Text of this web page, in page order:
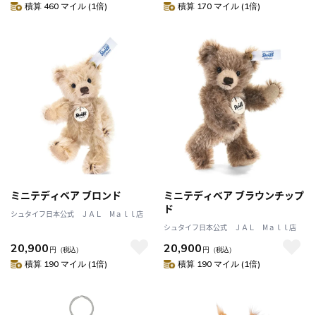
積算 460 マイル (1倍) 積算 170 マイル (1倍)
ミニテディベア ブロンド
シュタイフ日本公式 ＪＡＬ Mａｌｌ店
20,900 円 （税込）
積算 190 マイル (1倍)
ミニテディベア ブラウンチップ
ド
シュタイフ日本公式 ＪＡＬ Mａｌｌ店
20,900 円 （税込）
積算 190 マイル (1倍)